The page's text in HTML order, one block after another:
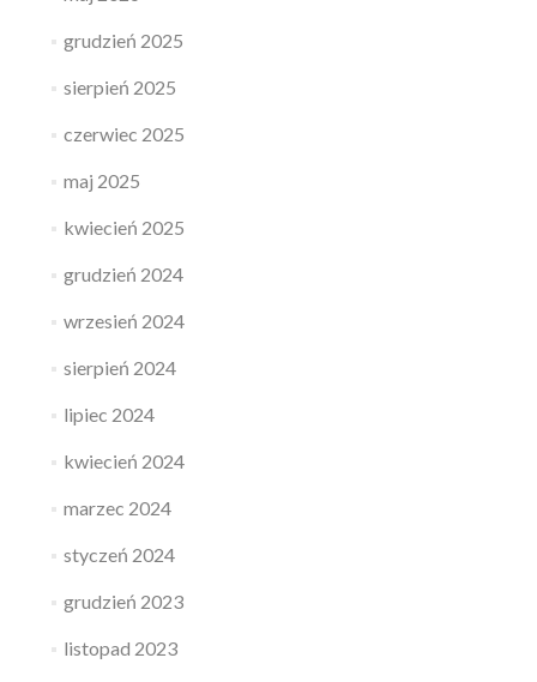
grudzień 2025
sierpień 2025
czerwiec 2025
maj 2025
kwiecień 2025
grudzień 2024
wrzesień 2024
sierpień 2024
lipiec 2024
kwiecień 2024
marzec 2024
styczeń 2024
grudzień 2023
listopad 2023